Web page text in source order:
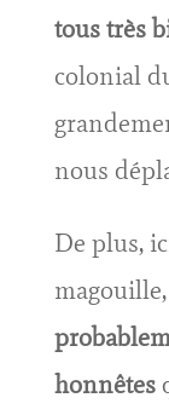
tous très
colonial
nous
De plus,
magouille,
honnêtes